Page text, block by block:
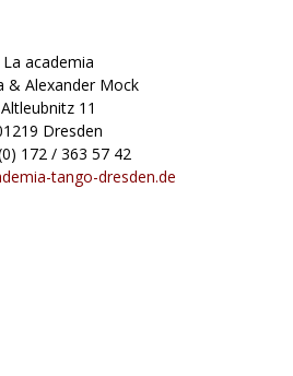
La academia
& Alexander Mock
Altleubnitz 11
Dresden
172 / 363 57 42
tango-dresden.de